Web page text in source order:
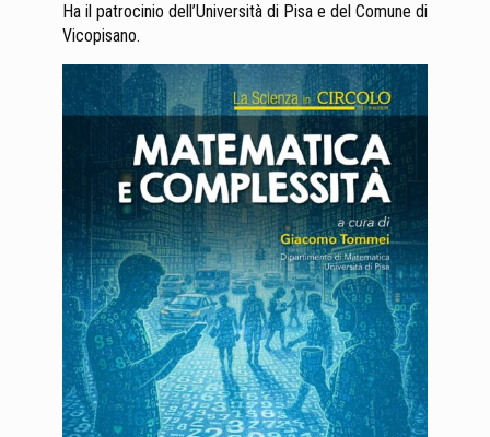
Ha il patrocinio dell’Università di Pisa e del Comune di
Vicopisano.